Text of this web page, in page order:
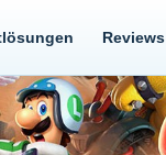
Reviews